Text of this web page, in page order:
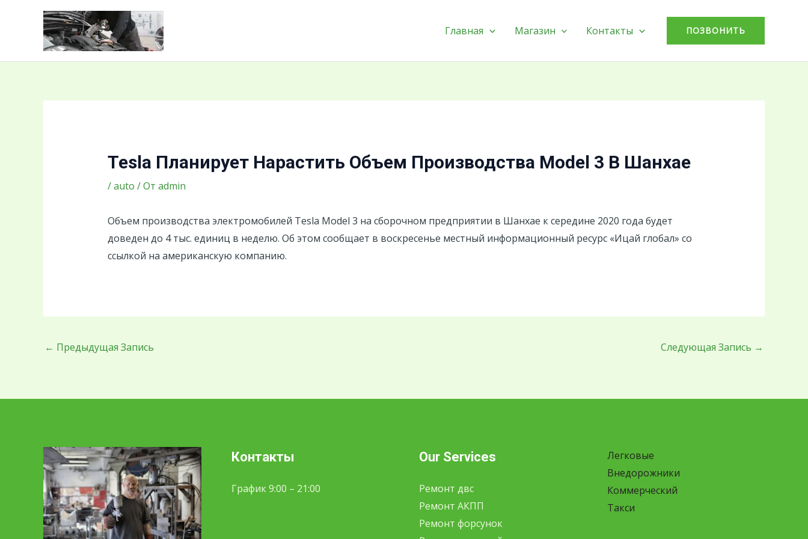
содержимому
Главная Магазин Контакты ПОЗВОНИТЬ
Tesla Планирует Нарастить Объем Производства Model 3 В Шанхае
/auto / От admin
Объем производства электромобилей Tesla Model 3 на сборочном предприятии в Шанхае к середине 2020 года будет
доведен до 4 тыс. единиц в неделю. Об этом сообщает в воскресенье местный информационный ресурс «Ицай глобал» со
ссылкой на американскую компанию.
Навигация
по
записям
← Предыдущая Запись Следующая Запись →
Контакты
График 9:00 – 21:00
Our Services
Ремонт двс
Ремонт АКПП
Ремонт форсунок
Легковые
Внедорожники
Коммерческий
Такси